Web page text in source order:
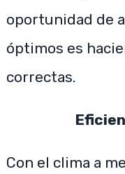
oportunidad de
óptimos es
correctas.
Con el clima a